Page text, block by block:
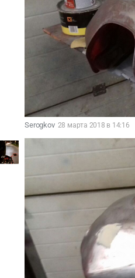
Serogkov 28 марта 2018 в 14:16